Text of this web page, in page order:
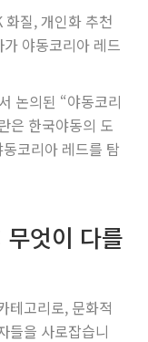
화질, 개인화 추천
야동코리아 레드
논의된 “야동코리
은 한국야동의 도
코리아 레드를 탐
엇이 다를
테고리로, 문화적
들을 사로잡습니